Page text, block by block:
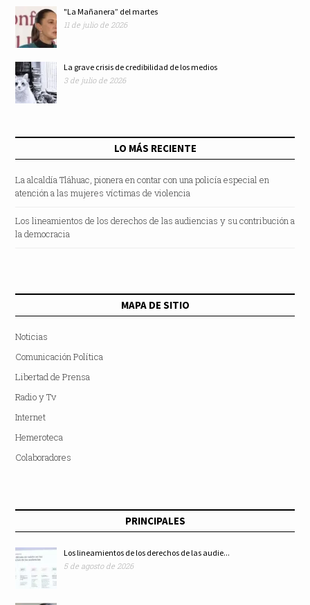
"La Mañanera” del martes
11 de julio de 2026
La grave crisis de credibilidad de los medios
3 de julio de 2026
LO MÁS RECIENTE
La alcaldía Tláhuac, pionera en contar con una policía especial en
atención a las mujeres víctimas de violencia
Los lineamientos de los derechos de las audiencias y su contribución a
la democracia
MAPA DE SITIO
Noticias
Comunicación Política
Libertad de Prensa
Radio y Tv
Internet
Hemeroteca
Colaboradores
PRINCIPALES
Los lineamientos de los derechos de las audie...
5 de agosto de 2026